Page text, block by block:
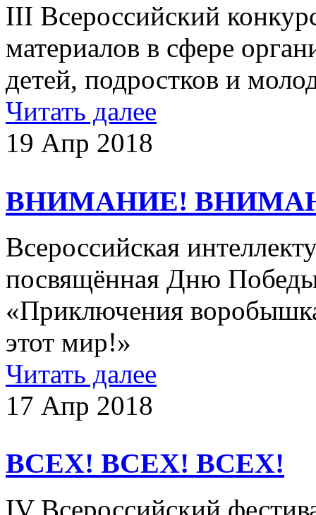
III Всероссийский
материалов в сфере
детей, подростков и
Читать далее
19 Апр 2018
ВНИМАНИЕ!
Всероссийская
посвящённая Дню
«Приключения
этот мир!»
Читать далее
17 Апр 2018
ВСЕХ! ВСЕХ! ВСЕХ!